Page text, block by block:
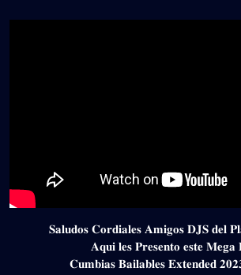
𝐒𝐚𝐥𝐮𝐝𝐨𝐬 𝐂𝐨𝐫𝐝𝐢𝐚𝐥𝐞𝐬 𝐀𝐦𝐢𝐠𝐨𝐬 𝐃𝐉𝐒 𝐝𝐞𝐥
𝐀𝐪𝐮𝐢 𝐥𝐞𝐬 𝐏𝐫𝐞𝐬𝐞𝐧𝐭𝐨 𝐞𝐬𝐭𝐞 𝐌𝐞𝐠𝐚
𝐂𝐮𝐦𝐛𝐢𝐚𝐬 𝐁𝐚𝐢𝐥𝐚𝐛𝐥𝐞𝐬 𝐄𝐱𝐭𝐞𝐧𝐝𝐞𝐝